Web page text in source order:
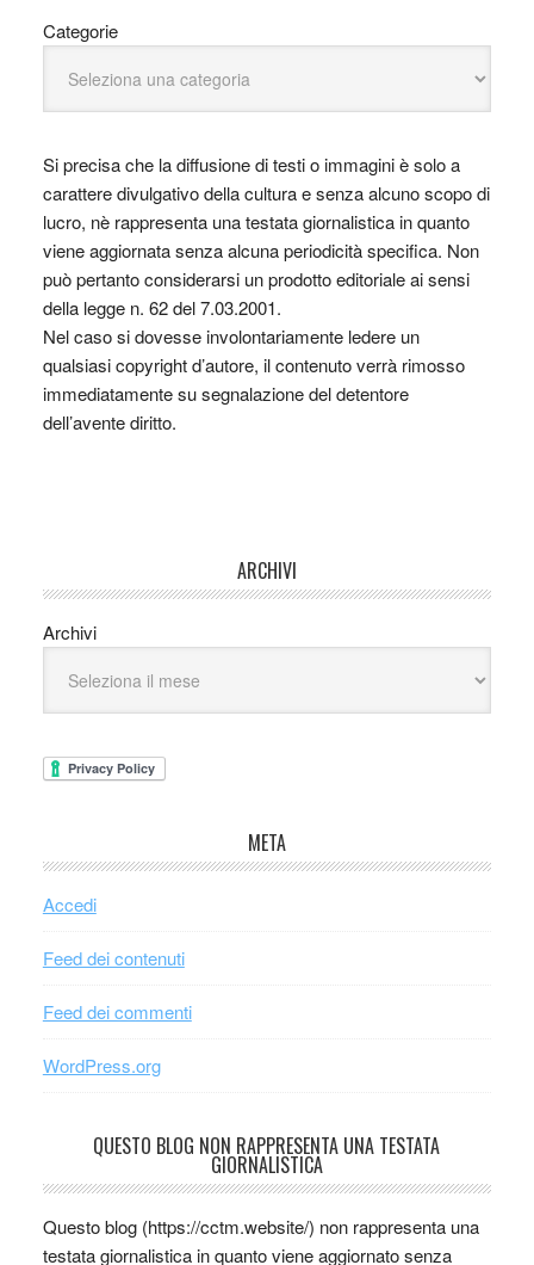
Categorie
Si precisa che la diffusione di testi o immagini è solo a
carattere divulgativo della cultura e senza alcuno scopo di
lucro, nè rappresenta una testata giornalistica in quanto
viene aggiornata senza alcuna periodicità specifica. Non
può pertanto considerarsi un prodotto editoriale ai sensi
della legge n. 62 del 7.03.2001.
Nel caso si dovesse involontariamente ledere un
qualsiasi copyright d’autore, il contenuto verrà rimosso
immediatamente su segnalazione del detentore
dell’avente diritto.
ARCHIVI
Archivi
META
Accedi
Feed dei contenuti
Feed dei commenti
WordPress.org
QUESTO BLOG NON RAPPRESENTA UNA TESTATA
GIORNALISTICA
Questo blog (https://cctm.website/) non rappresenta una
testata giornalistica in quanto viene aggiornato senza